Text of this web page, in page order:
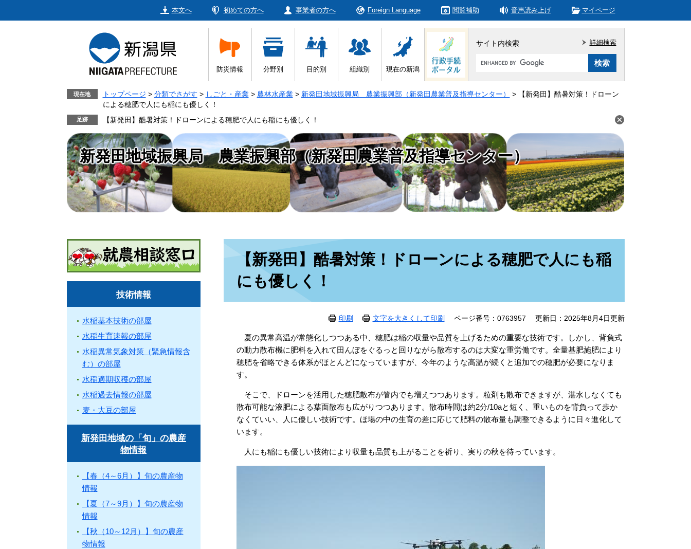
本文へ 初めての方へ 事業者の方へ Foreign Language 閲覧補助 音声読み上げ マイページ
防災情報 分野別 目的別 組織別 現在の新潟
サイト内検索
Google
タ
ム
詳細検索
現在地 トップページ > 分類でさがす > しごと・産業 > 農林水産業 > 新発田地域振興局 農業振興部（新発田農業普及指導センター） >
【新発田】酷暑対策！ドローン
による穂肥で人にも稲にも優しく！
【新発田】酷暑対策！ドローンによる穂肥で人にも稲にも優しく！
新発田地域振興局 農業振興部（新発田農業普及指導センター）
【新発田】酷暑対策！ドローンによる穂肥で人にも稲
にも優しく！
印刷 文字を大きくして印刷 ページ番号：0763957 更新日：2025年8月4日更新
夏の異常高温が常態化しつつある中、穂肥は稲の収量や品質を上げるための重要な技術です。しかし、背負式
の動力散布機に肥料を入れて田んぼをぐるっと回りながら散布するのは大変な重労働です。全量基肥施肥により
穂肥を省略できる体系がほとんどになっていますが、今年のような高温が続くと追加での穂肥が必要になりま
す。
そこで、ドローンを活用した穂肥散布が管内でも増えつつあります。粒剤も散布できますが、湛水しなくても
散布可能な液肥による葉面散布も広がりつつあります。散布時間は約2分/10aと短く、重いものを背負って歩か
なくていい、人に優しい技術です。ほ場の中の生育の差に応じて肥料の散布量も調整できるように日々進化して
います。
人にも稲にも優しい技術により収量も品質も上がることを祈り、実りの秋を待っています。
技術情報
水稲基本技術の部屋
水稲生育速報の部屋
水稲異常気象対策（緊急情報含
む）の部屋
水稲適期収穫の部屋
水稲過去情報の部屋
麦・大豆の部屋
新発田地域の「旬」の農産
物情報
【春（4～6月）】旬の農産物
情報
【夏（7～9月）】旬の農産物
情報
【秋（10～12月）】旬の農産
物情報